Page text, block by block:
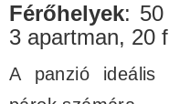
Férőhelyek:
3 apartman, 20
A panzió ideális